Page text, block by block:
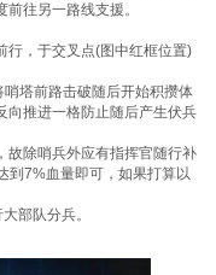
往另一路线支援。
行，于交叉点(图中红框位置)
塔前路击破随后开始积攒体
向推进一格防止随后产生伏兵
故除哨兵外应有指挥官随行补
到7%血量即可，如果打算以
部队分兵。